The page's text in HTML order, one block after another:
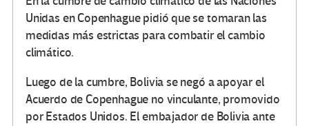
Unidas en Copenhague pidió que se tomaran las
medidas más estrictas para combatir el cambio
climático.
Luego de la cumbre, Bolivia se negó a apoyar el
Acuerdo de Copenhague no vinculante, promovido
por Estados Unidos. El embajador de Bolivia ante